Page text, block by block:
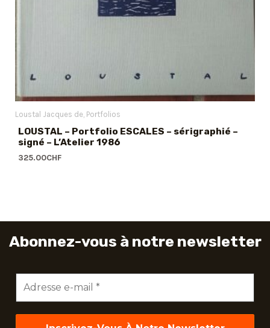
Loustal Jacques de Portfolios
LOUSTAL – Portfolio ESCALES – sérigraphié –
signé – L’Atelier 1986
325.00CHF
Abonnez-vous à notre newsletter
mail
*